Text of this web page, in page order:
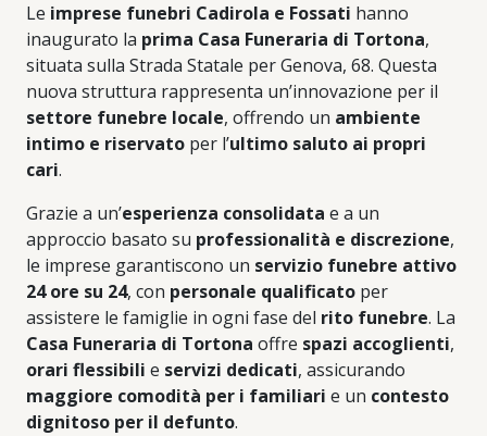
Le imprese funebri Cadirola e Fossati hanno
inaugurato la prima Casa Funeraria di Tortona,
situata sulla Strada Statale per Genova, 68. Questa
nuova struttura rappresenta un’innovazione per il
settore funebre locale, offrendo un ambiente
intimo e riservato per l’ultimo saluto ai propri
cari.
Grazie a un’esperienza consolidata e a un
approccio basato su professionalità e discrezione,
le imprese garantiscono un servizio funebre attivo
24 ore su 24, con personale qualificato per
assistere le famiglie in ogni fase del rito funebre. La
Casa Funeraria di Tortona offre spazi accoglienti,
orari flessibili e servizi dedicati, assicurando
maggiore comodità per i familiari e un contesto
dignitoso per il defunto.